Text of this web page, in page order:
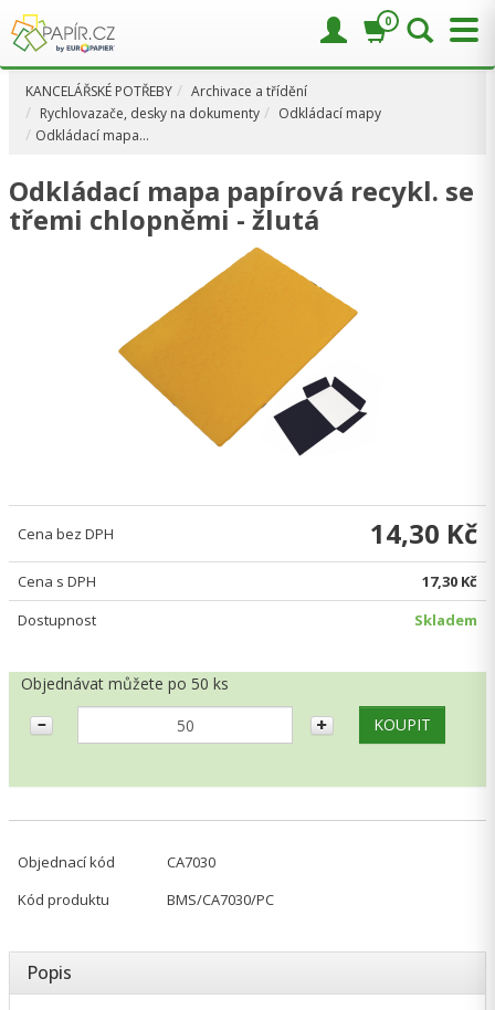
KANCELÁŘSKÉ POTŘEBY
Archivace a třídění
Rychlovazače, desky na dokumenty
Odkládací mapy
Odkládací mapa…
Odkládací mapa papírová recykl. se
třemi chlopněmi - žlutá
Cena bez DPH 14,30 Kč
Cena s DPH
17,30 Kč
Dostupnost
Skladem
Objednávat můžete po 50 ks
Objednací kód
CA7030
Kód produktu
BMS/CA7030/PC
Popis
0